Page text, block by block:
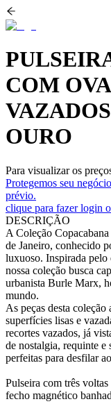
COM
OURO
Para visualizar os
Protegemos seu
prévio.
clique para fazer login
DESCRIÇÃO
A Coleção
de Janeiro, conhecido
luxuoso. Inspirada pelo
nossa coleção busca
urbanista Burle Marx,
mundo.
As peças desta
superfícies lisas e
recortes vazados, já
de nostalgia, requinte e
perfeitas para desfilar
Pulseira com três
fecho magnético